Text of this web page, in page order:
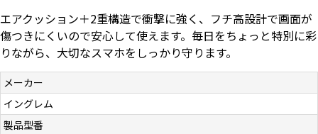
エアクッション＋2重構造で衝撃に強く、フチ高設計で画面が
傷つきにくいので安心して使えます。毎日をちょっと特別に彩
りながら、大切なスマホをしっかり守ります。
メーカー
イングレム
製品型番